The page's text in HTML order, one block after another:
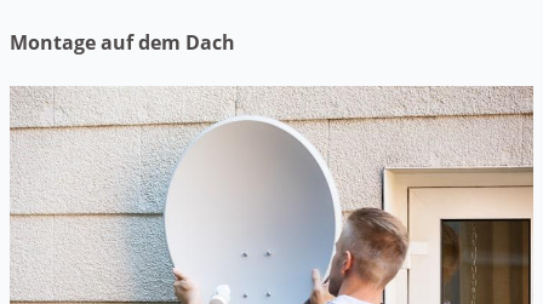
Montage auf dem Dach